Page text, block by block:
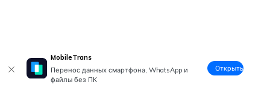
MobileTrans
Перенос данных смартфона, WhatsApp и
файлы без ПК
Открыть